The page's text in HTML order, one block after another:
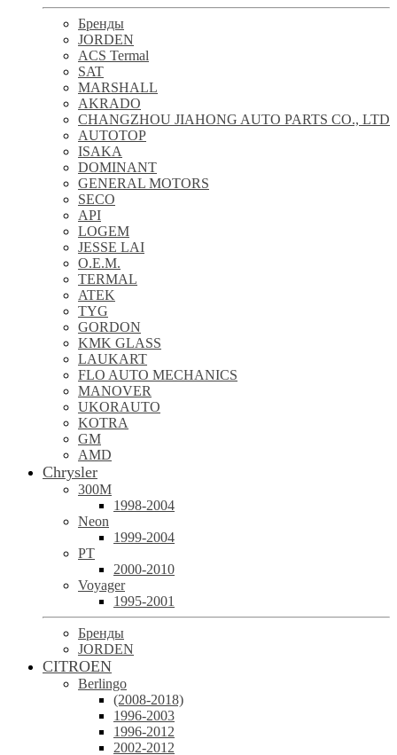
Бренды
JORDEN
ACS Termal
SAT
MARSHALL
AKRADO
CHANGZHOU JIAHONG AUTO PARTS CO., LTD
AUTOTOP
ISAKA
DOMINANT
GENERAL MOTORS
SECO
API
LOGEM
JESSE LAI
O.E.M.
TERMAL
ATEK
TYG
GORDON
KMK GLASS
LAUKART
FLO AUTO MECHANICS
MANOVER
UKORAUTO
KOTRA
GM
AMD
Chrysler
300M
1998-2004
Neon
1999-2004
PT
2000-2010
Voyager
1995-2001
Бренды
JORDEN
CITROEN
Berlingo
(2008-2018)
1996-2003
1996-2012
2002-2012